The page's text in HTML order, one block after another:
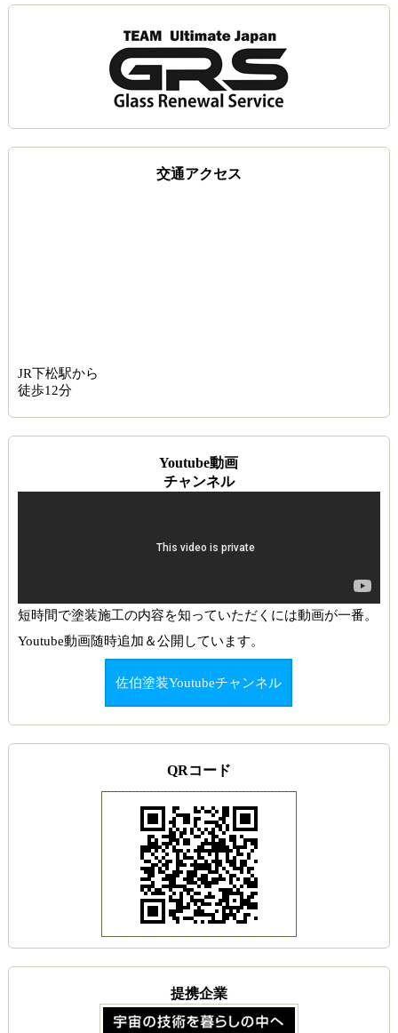
交通アクセス
JR下松駅から
徒歩12分
Youtube動画
チャンネル
短時間で塗装施工の内容を知っていただくには動画が一番。
Youtube動画随時追加＆公開しています。
佐伯塗装Youtubeチャンネル
QRコード
提携企業